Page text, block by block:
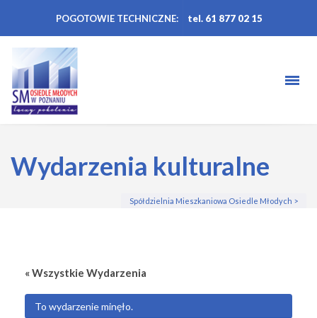
POGOTOWIE TECHNICZNE: tel. 61 877 02 15
Wydarzenia kulturalne
Spółdzielnia Mieszkaniowa Osiedle Młodych >
« Wszystkie Wydarzenia
To wydarzenie minęło.